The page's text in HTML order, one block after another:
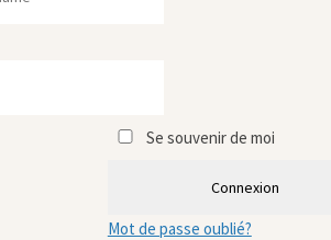
Se souvenir de moi
Connexion
Mot de passe oublié?